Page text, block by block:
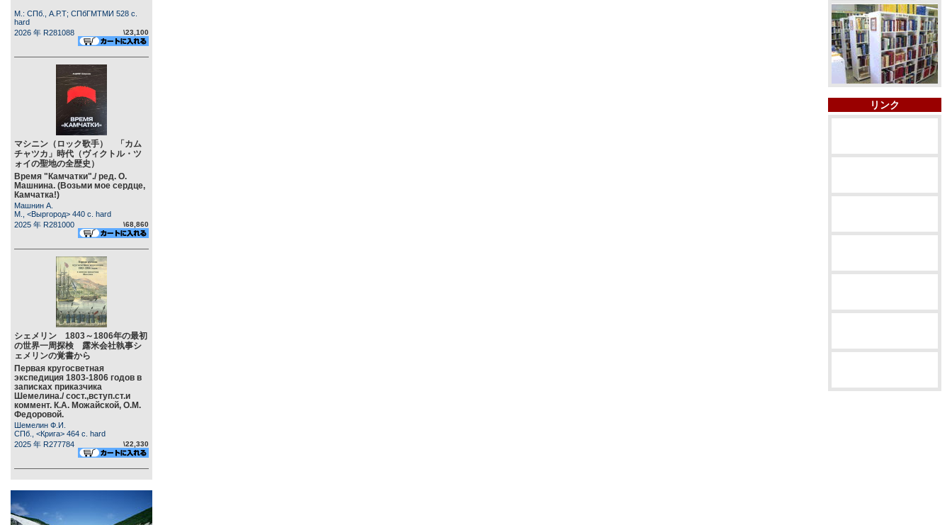
М.: СПб., А.Р.Т; СПбГМТМИ 528 c.
hard
2026 年 R281088
\23,100
マシニン（ロック歌手） 「カム
チャツカ」時代（ヴィクトル・ツ
ォイの聖地の全歴史）
Время "Камчатки"./ ред. О.
Машнина. (Возьми мое сердце,
Камчатка!)
Машнин А.
М., <Выргород> 440 c. hard
2025 年 R281000
\68,860
シェメリン 1803～1806年の最初
の世界一周探検 露米会社執事シ
ェメリンの覚書から
Первая кругосветная
экспедиция 1803-1806 годов в
записках приказчика
Шемелина./ сост.,вступ.ст.и
коммент. К.А. Можайской, О.М.
Федоровой.
Шемелин Ф.И.
СПб., <Крига> 464 c. hard
2025 年 R277784
\22,330
リンク